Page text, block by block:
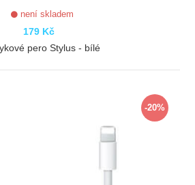
není skladem
179 Kč
pero Stylus - bílé
-20%